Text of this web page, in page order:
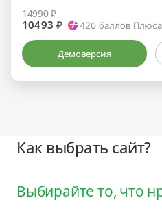
14990 ₽
10493 ₽ 420 баллов Плюса
Демоверсия
Как выбрать сайт?
Выбирайте то, что